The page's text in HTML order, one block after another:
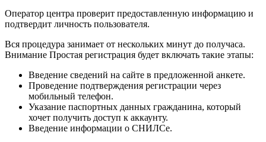
Оператор центра проверит предоставленную информацию и
подтвердит личность пользователя.
Вся процедура занимает от нескольких минут до получаса.
Внимание Простая регистрация будет включать такие этапы:
Введение сведений на сайте в предложенной анкете.
Проведение подтверждения регистрации через
мобильный телефон.
Указание паспортных данных гражданина, который
хочет получить доступ к аккаунту.
Введение информации о СНИЛСе.